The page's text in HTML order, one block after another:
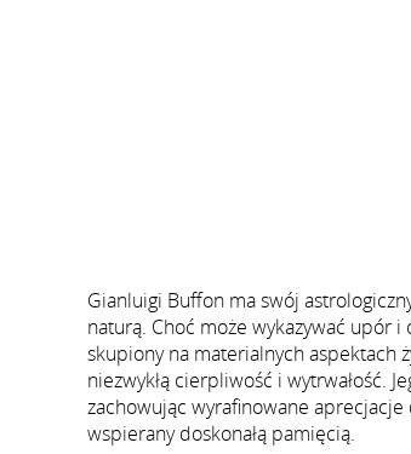
Gianluigi Buffon ma swój
naturą. Choć może wykazywać upór
skupiony na materialnych aspektach
niezwykłą cierpliwość i wytrwałość.
zachowując wyrafinowane aprecjacje
wspierany doskonałą pamięcią.